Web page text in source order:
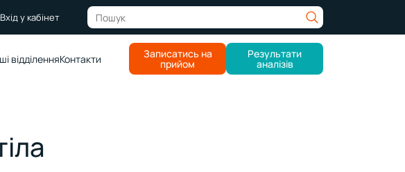
Вхід у кабінет
відділенняКонтакти Записатись на
прийом
Результати
аналізів